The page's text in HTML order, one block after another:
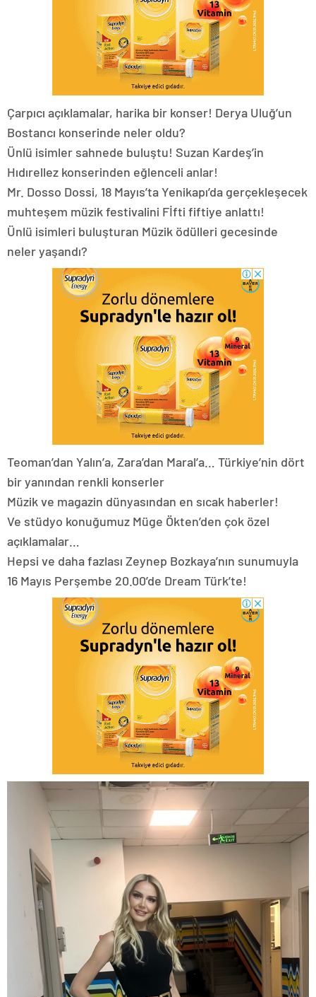
Çarpıcı açıklamalar, harika bir konser! Derya Uluğ’un
Bostancı konserinde neler oldu?
Ünlü isimler sahnede buluştu! Suzan Kardeş’in
Hıdırellez konserinden eğlenceli anlar!
Mr. Dosso Dossi, 18 Mayıs’ta Yenikapı’da gerçekleşecek
muhteşem müzik festivalini Fİfti fiftiye anlattı!
Ünlü isimleri buluşturan Müzik ödülleri gecesinde
neler yaşandı?
Teoman’dan Yalın’a, Zara’dan Maral’a… Türkiye’nin dört
bir yanından renkli konserler
Müzik ve magazin dünyasından en sıcak haberler!
Ve stüdyo konuğumuz Müge Ökten’den çok özel
açıklamalar…
Hepsi ve daha fazlası Zeynep Bozkaya’nın sunumuyla
16 Mayıs Perşembe 20.00’de Dream Türk’te!